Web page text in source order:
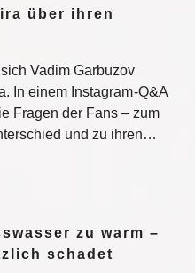
über ihren
Vadim Garbuzov
In einem Instagram-Q&A
Fragen der Fans – zum
und zu ihren…
zu warm –
schadet